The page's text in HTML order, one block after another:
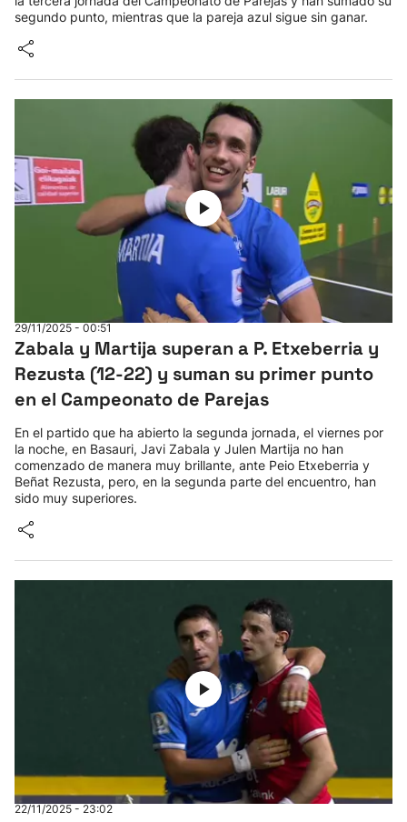
segundo punto, mientras que la pareja azul sigue sin ganar.
29/11/2025 - 00:51
Zabala y Martija superan a P. Etxeberria y
Rezusta (12-22) y suman su primer punto
en el Campeonato de Parejas
En el partido que ha abierto la segunda jornada, el viernes por
la noche, en Basauri, Javi Zabala y Julen Martija no han
comenzado de manera muy brillante, ante Peio Etxeberria y
Beñat Rezusta, pero, en la segunda parte del encuentro, han
sido muy superiores.
22/11/2025 - 23:02